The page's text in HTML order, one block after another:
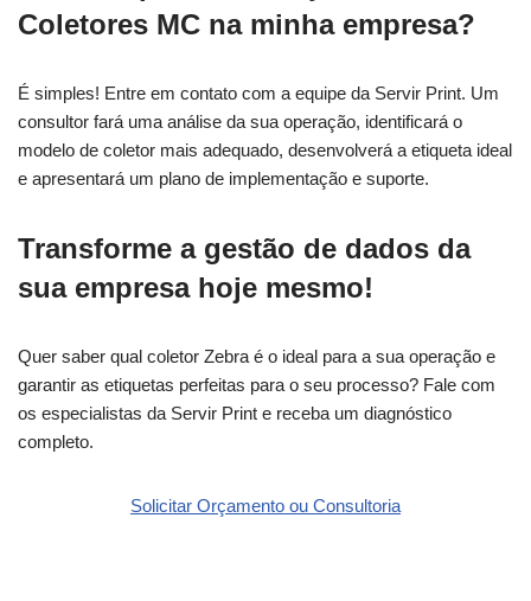
Coletores MC na minha empresa?
É simples! Entre em contato com a equipe da Servir Print. Um
consultor fará uma análise da sua operação, identificará o
modelo de coletor mais adequado, desenvolverá a etiqueta ideal
e apresentará um plano de implementação e suporte.
Transforme a gestão de dados da
sua empresa hoje mesmo!
Quer saber qual coletor Zebra é o ideal para a sua operação e
garantir as etiquetas perfeitas para o seu processo? Fale com
os especialistas da Servir Print e receba um diagnóstico
completo.
Solicitar Orçamento ou Consultoria